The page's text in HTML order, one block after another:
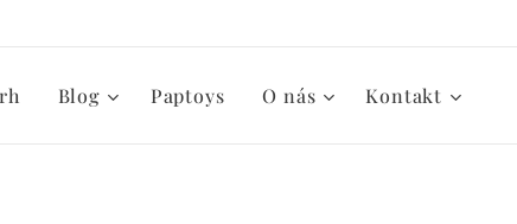
Blog Paptoys O nás Kontakt